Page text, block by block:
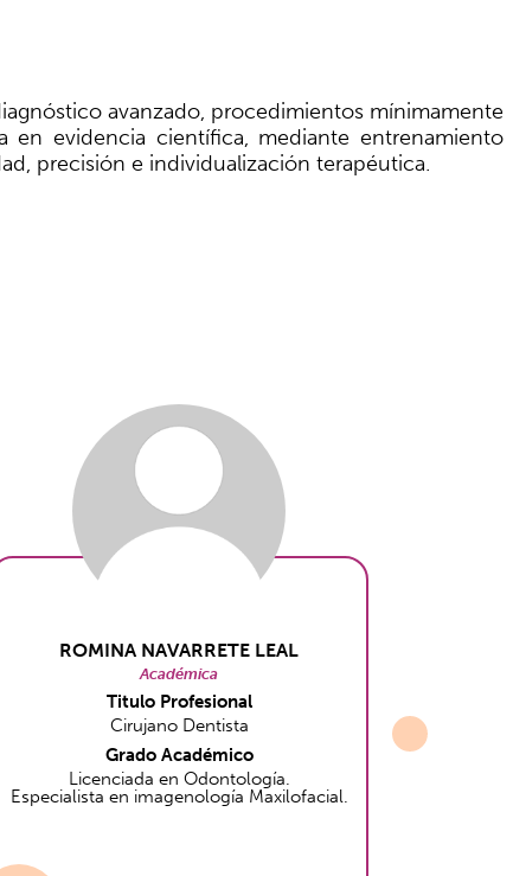
avanzado, procedimientos mínimamente
en evidencia científica, mediante entrenamiento
precisión e individualización terapéutica.
ROMINA NAVARRETE LEAL
Académica
Titulo Profesional
Cirujano Dentista
Grado Académico
Licenciada en Odontología.
Especialista en imagenología Maxilofacial.